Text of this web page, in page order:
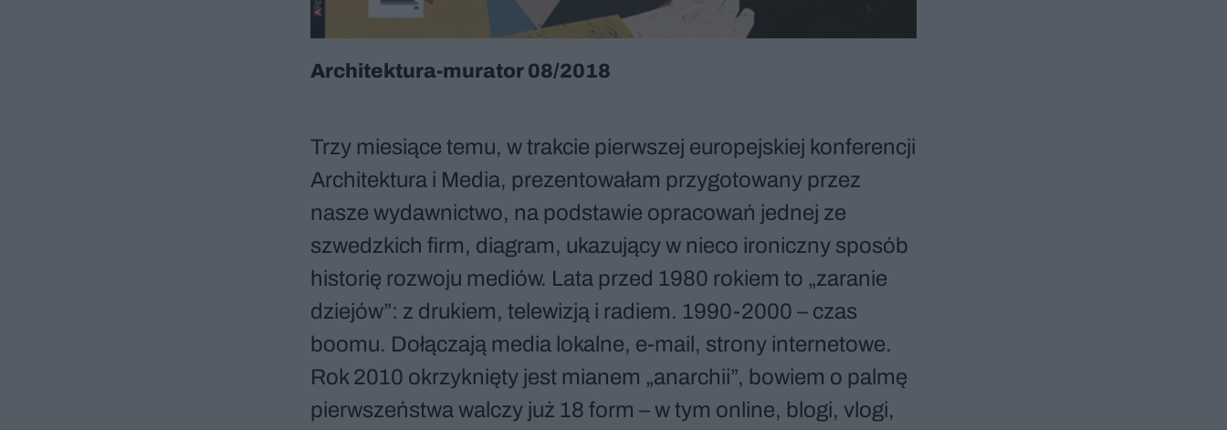
Architektura-murator 08/2018
Trzy miesiące temu, w trakcie pierwszej europejskiej konferencji
Architektura i Media, prezentowałam przygotowany przez
nasze wydawnictwo, na podstawie opracowań jednej ze
szwedzkich firm, diagram, ukazujący w nieco ironiczny sposób
historię rozwoju mediów. Lata przed 1980 rokiem to „zaranie
dziejów”: z drukiem, telewizją i radiem. 1990-2000 – czas
boomu. Dołączają media lokalne, e-mail, strony internetowe.
Rok 2010 okrzyknięty jest mianem „anarchii”, bowiem o palmę
pierwszeństwa walczy już 18 form – w tym online, blogi, vlogi,